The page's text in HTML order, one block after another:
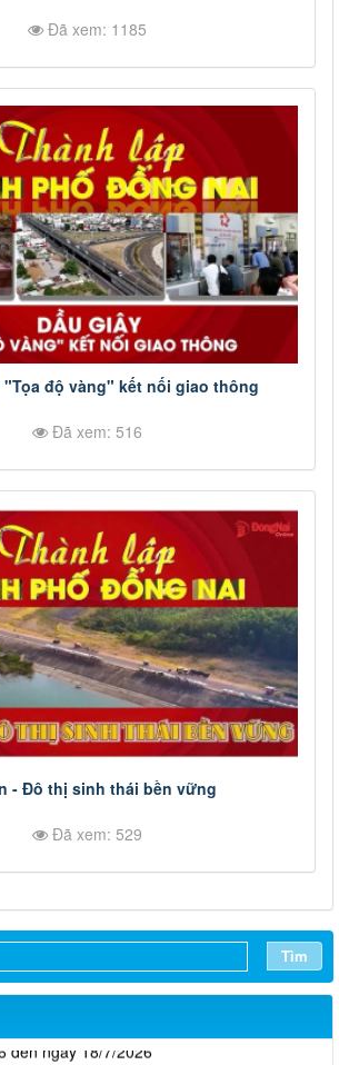
Đã xem: 1185
"Tọa độ vàng" kết nối giao thông
Đã xem: 516
- Đô thị sinh thái bền vững
Đã xem: 529
Tìm
đến ngày 02/8/2026
đến ngày 26/7/2026
đến ngày 18/7/2026